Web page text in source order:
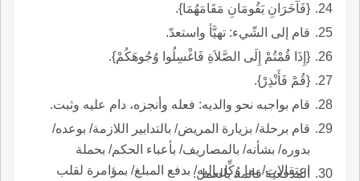
{فَآخَرَانِ يَقُومَانِ مَقَامَهُمَا}.
قام إلى الشّيء: تهيَّأ واستعدّ.
{إِذَا قُمْتُمْ إِلَى الصَّلاَةِ فَاغْسِلُوا وُجُوهَكُمْ}.
{قُمْ فَأَنْذِرْ}.
قام بواجبه نحو والديه: فعله وأنجزه، دام عليه وثبت.
قام برحلة/ بزيارة المريض/ بالتدابير اللازمة/ بوعده/
بدوره/ بشأنه/ بالمصاريف/ بأعباء الحكم/ بحملة
اعتقالات/ بما وُكِّل إليه/ بدفع المبلغ/ بمؤامرة لقلب
المدفعية قائمة بالعمل.